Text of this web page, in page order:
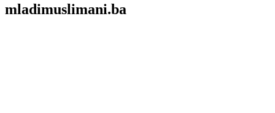
mladimuslimani.ba